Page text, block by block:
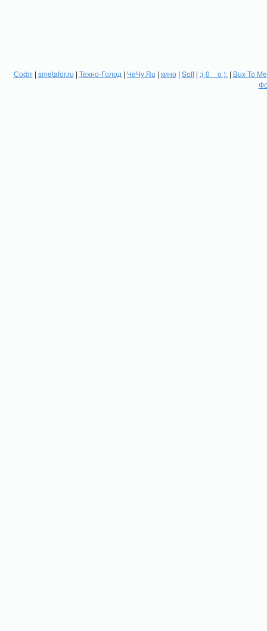
Софт| smetafor.ru | Техно-Голод | ЧеЧу.Ru | кино| Soft| :( 0 _ о ):| Bux To Me